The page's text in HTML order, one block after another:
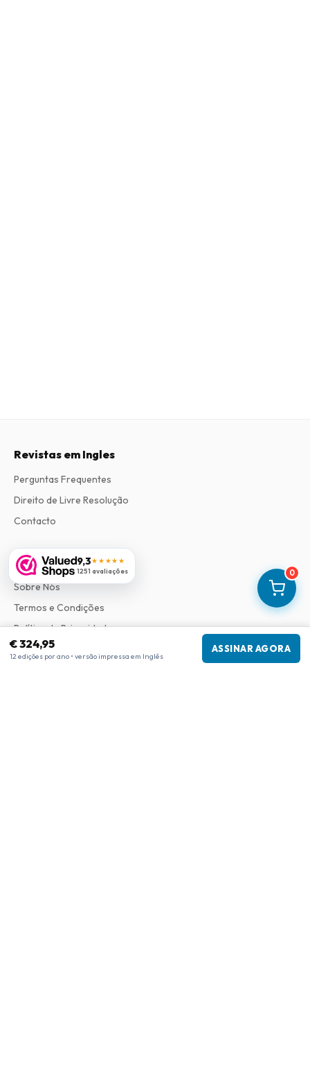
0
€ 324,95
12 edições por ano • versão impressa em Inglês
ASSINAR AGORA
9,3★★★★★
1251 avaliações
Revistas em Ingles
Perguntas Frequentes
Direito de Livre Resolução
Contacto
Informações
Sobre Nós
Termos e Condições
Política de Privacidade
Procedimento de Reclamações